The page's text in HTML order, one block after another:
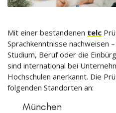
Mit einer bestandenen telc
Sprachkenntnisse nachweisen
Studium, Beruf oder die
sind international bei
Hochschulen anerkannt. Die
folgenden Standorten an:
München